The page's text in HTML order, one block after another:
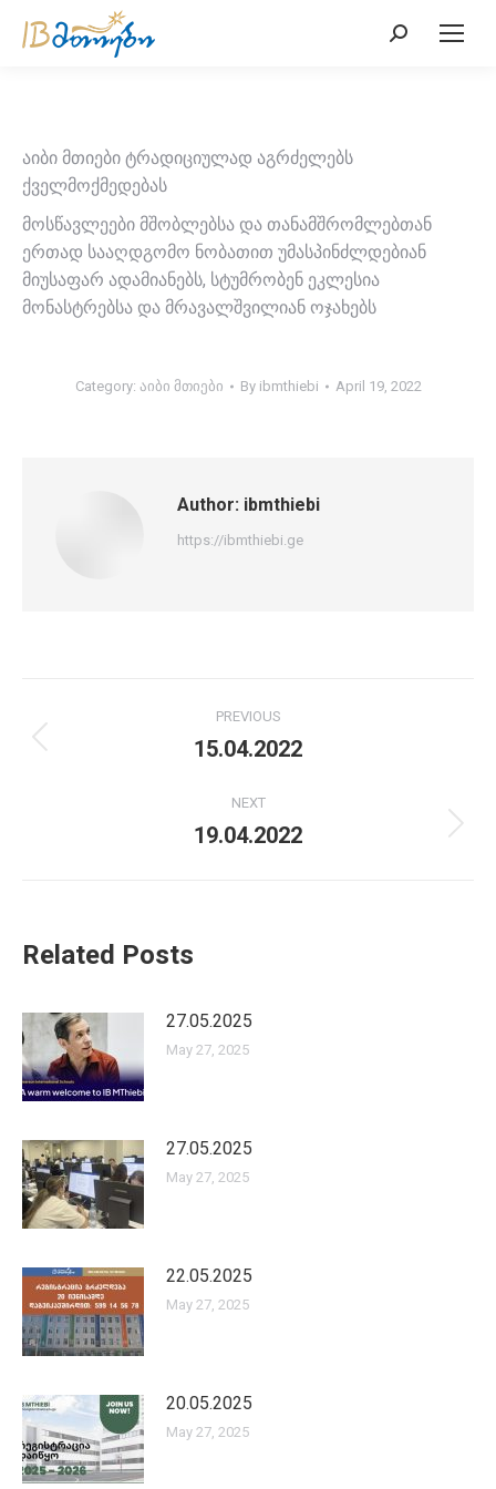
Search:
აიბი მთიები ტრადიციულად აგრძელებს
ქველმოქმედებას
მოსწავლეები მშობლებსა და თანამშრომლებთან
ერთად სააღდგომო ნობათით უმასპინძლდებიან
მიუსაფარ ადამიანებს, სტუმრობენ ეკლესია
მონასტრებსა და მრავალშვილიან ოჯახებს
Category: აიბი მთიები By ibmthiebi April 19, 2022
Author: ibmthiebi
https://ibmthiebi.ge
navigation
PREVIOUS
Previous
15.04.2022
NEXT
Next
19.04.2022
Related Posts
27.05.2025
May 27, 2025
27.05.2025
May 27, 2025
22.05.2025
May 27, 2025
20.05.2025
May 27, 2025